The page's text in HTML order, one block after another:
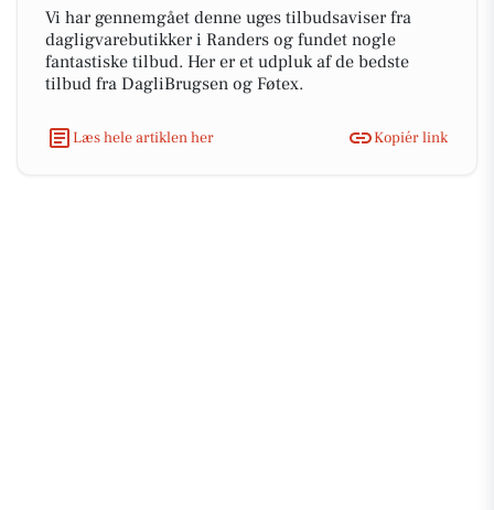
Vi har gennemgået denne uges tilbudsaviser fra
dagligvarebutikker i Randers og fundet nogle
fantastiske tilbud. Her er et udpluk af de bedste
tilbud fra DagliBrugsen og Føtex.
Læs hele artiklen her Kopiér link